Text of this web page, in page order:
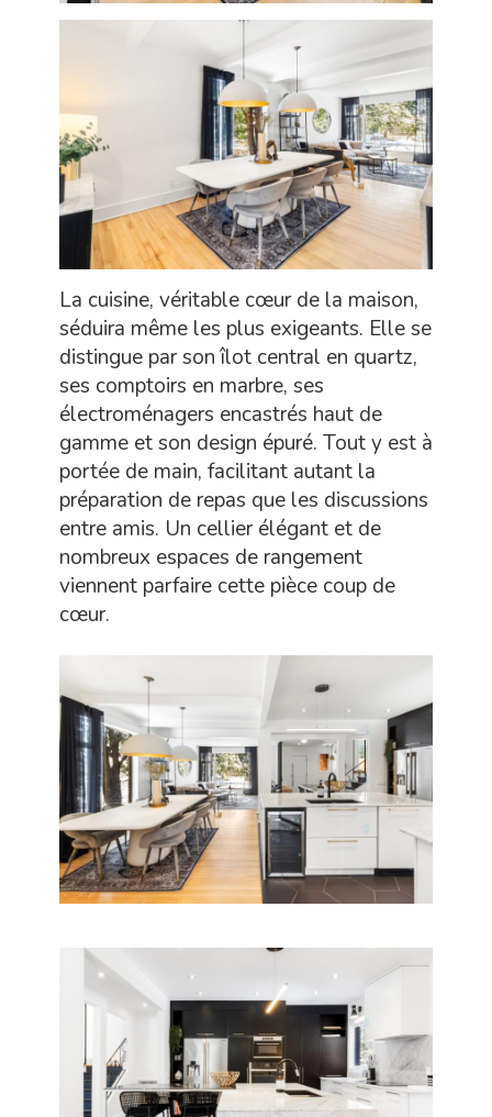
La cuisine, véritable cœur de la maison,
séduira même les plus exigeants. Elle se
distingue par son îlot central en quartz,
ses comptoirs en marbre, ses
électroménagers encastrés haut de
gamme et son design épuré. Tout y est à
portée de main, facilitant autant la
préparation de repas que les discussions
entre amis. Un cellier élégant et de
nombreux espaces de rangement
viennent parfaire cette pièce coup de
cœur.